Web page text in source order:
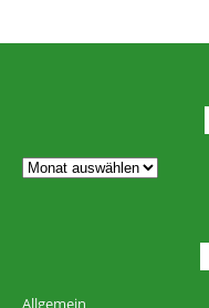
Allgemein